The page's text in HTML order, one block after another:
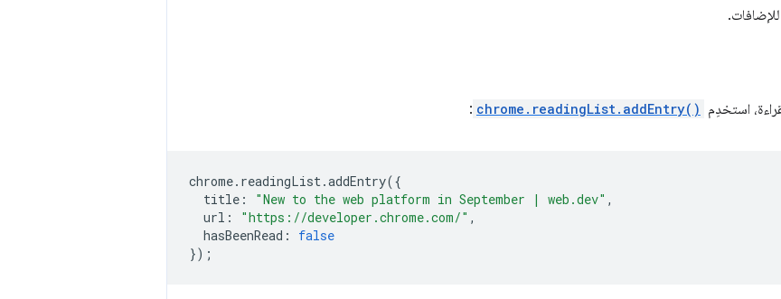
استخدِم chrome.readingList.addEntry()
:
chrome. readingList .addEntry({
title : "New to the web platform in September | web.dev" ,
url : "https://developer.chrome.com/" ,
hasBeenRead :
false
});